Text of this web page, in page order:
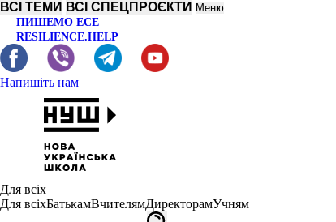
ВСІ ТЕМИ ВСІ СПЕЦПРОЄКТИ Меню
ПИШЕМО ЕСЕ
RESILIENCE.HELP
Напишіть нам
Для всіх
Для всіхБатькамВчителямДиректорамУчням